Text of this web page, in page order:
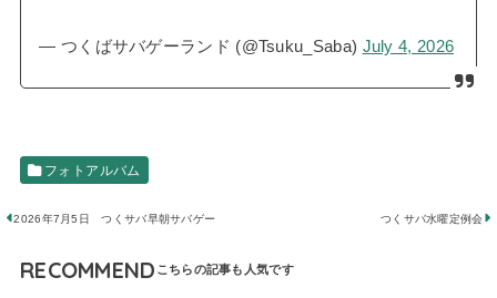
— つくばサバゲーランド (@Tsuku_Saba) July 4, 2026
フォトアルバム
2026年7月5日 つくサバ早朝サバゲー つくサバ水曜定例会
RECOMMEND